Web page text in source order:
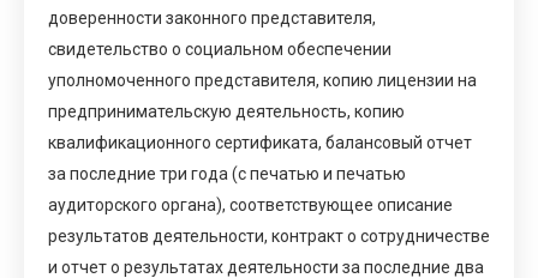
доверенности законного представителя,
свидетельство о социальном обеспечении
уполномоченного представителя, копию лицензии на
предпринимательскую деятельность, копию
квалификационного сертификата, балансовый отчет
за последние три года (с печатью и печатью
аудиторского органа), соответствующее описание
результатов деятельности, контракт о сотрудничестве
и отчет о результатах деятельности за последние два